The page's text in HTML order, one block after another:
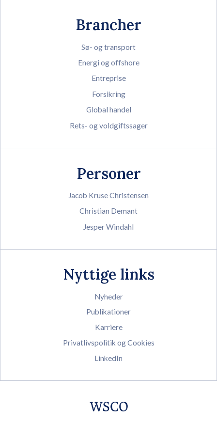
Brancher
Sø- og transport
Energi og offshore
Entreprise
Forsikring
Global handel
Rets- og voldgiftssager
Personer
Jacob Kruse Christensen
Christian Demant
Jesper Windahl
Nyttige links
Nyheder
Publikationer
Karriere
Privatlivspolitik og Cookies
LinkedIn